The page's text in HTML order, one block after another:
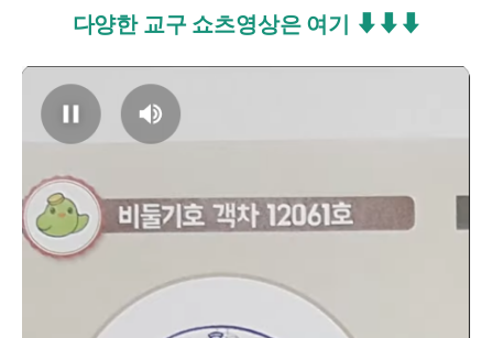
다양한 교구 쇼츠영상은 여기 ⬇⬇⬇